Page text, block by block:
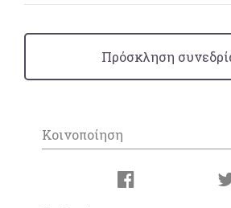
Πρόσκληση
Κοινοποίηση